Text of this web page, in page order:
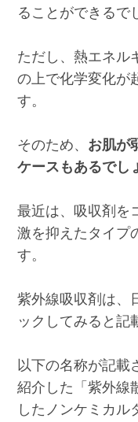
ることができるで
ただし、熱エネル
の上で化学変化が
す。
そのため、 お肌が
ケースもあるでし
最近は、吸収剤を
激を抑えたタイプ
す。
紫外線吸収剤は、
ックしてみると記
以下の名称が記載
紹介した「紫外線
したノンケミカル